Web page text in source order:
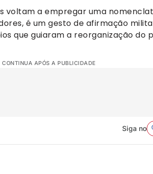
voltam a empregar uma
é um gesto de afirmação
que guiaram a reorganização do
CONTINUA APÓS A PUBLICIDADE
Siga no